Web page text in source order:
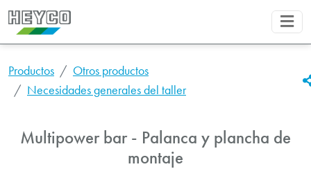
Productos
Otros productos
Necesidades generales del taller
Multipower bar - Palanca y plancha de
montaje